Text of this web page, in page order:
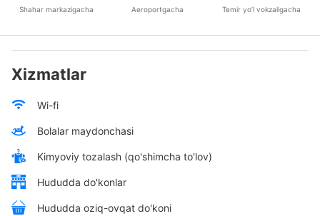
Shahar markazigacha Aeroportgacha Temir yo’l vokzaligacha
Xizmatlar
Wi-fi
Bolalar maydonchasi
Kimyoviy tozalash (qo'shimcha to'lov)
Hududda do'konlar
Hududda oziq-ovqat do'koni